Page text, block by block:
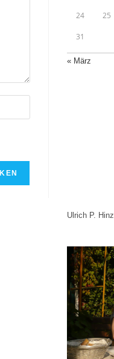
24 25
31
« März
Ulrich P. Hinz